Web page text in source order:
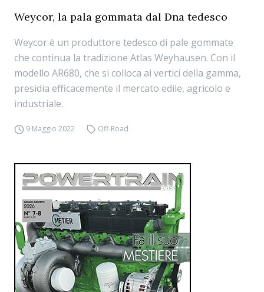
Weycor, la pala gommata dal Dna tedesco
Weycor è un produttore tedesco di pale gommate
che continua la tradizione Atlas Weyhausen. Con il
modello AR680, che si colloca ai vertici della gamma,
presidia efficacemente il mercato edile, agricolo e
industriale.
9 Maggio 2022 Off-Road